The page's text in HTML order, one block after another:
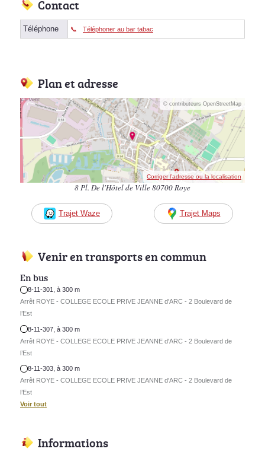
Contact
Téléphone Téléphoner au bar tabac
Plan et adresse
© contributeurs OpenStreetMap
Corriger l’adresse ou la localisation
8 Pl. De l'Hôtel de Ville 80700 Roye
Trajet Waze Trajet Maps
Venir en transports en commun
En bus
8-11-301, à 300 m
Arrêt ROYE - COLLEGE ECOLE PRIVE JEANNE d'ARC - 2 Boulevard de
l’Est
8-11-307, à 300 m
Arrêt ROYE - COLLEGE ECOLE PRIVE JEANNE d'ARC - 2 Boulevard de
l’Est
8-11-303, à 300 m
Arrêt ROYE - COLLEGE ECOLE PRIVE JEANNE d'ARC - 2 Boulevard de
l’Est
Voir tout
Informations